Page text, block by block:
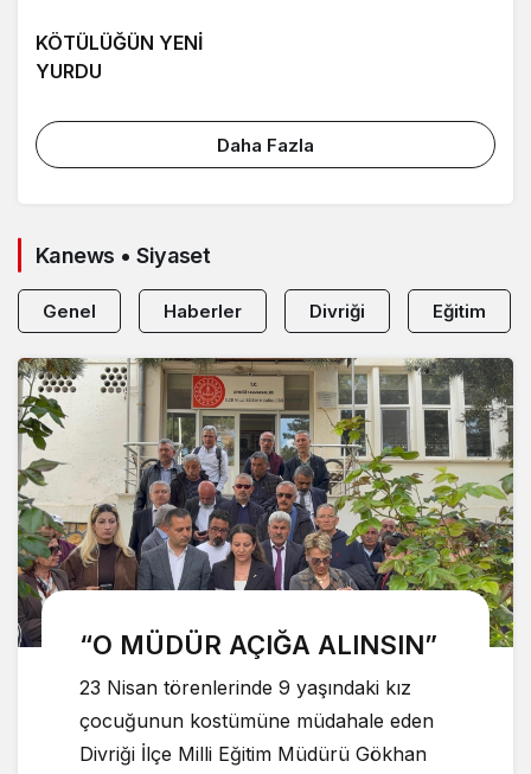
DERNEĞİ
KÖTÜLÜĞÜN YENİ
YURDU
Daha Fazla
Kanews • Siyaset
Genel Haberler Divriği Eğitim
“O MÜDÜR AÇIĞA ALINSIN”
23 Nisan törenlerinde 9 yaşındaki kız
çocuğunun kostümüne müdahale eden
Divriği İlçe Milli Eğitim Müdürü Gökhan